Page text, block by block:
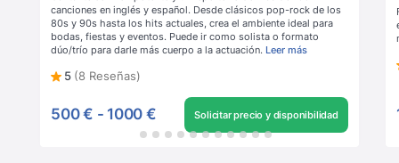
canciones en inglés y español. Desde clásicos pop-rock de los
80s y 90s hasta los hits actuales, crea el ambiente ideal para
bodas, fiestas y eventos. Puede ir como solista o formato
dúo/trío para darle más cuerpo a la actuación. Leer más
5 (8 Reseñas)
500 € - 1000 € Solicitar precio y disponibilidad